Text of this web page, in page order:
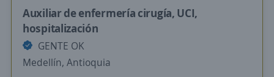
Auxiliar de enfermería cirugía, UCI,
hospitalización
GENTE OK
Medellín, Antioquia